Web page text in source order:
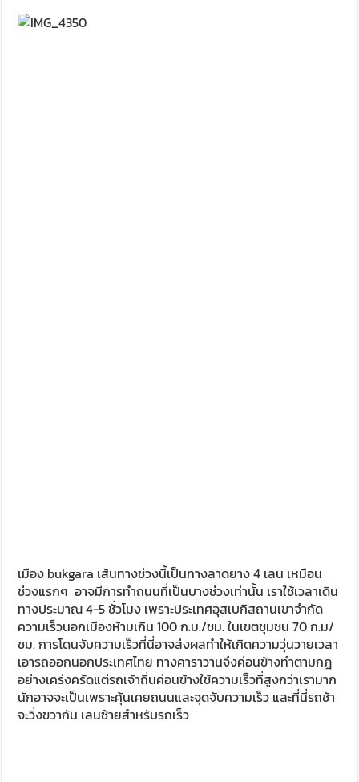
ขบวนคาราวานของเราค่อนข้างได้รับความสนใจจากคนที่นี่เป็น
อย่างมาก รถเจ้าถิ่น บางคันเปิดกระจกทักทาย บางก็โบกมือให้
และสำหรับบางคันก็พยายามถ่ายวีดีโอเราอย่างเอาเป็นเอาตาย
นั่นก็คืออีกมิตรภาพที่คุณจะได้จากการเดินทางรถยนต์และ
ประสบการณ์แสนวิเศษ ที่สำคัญคือรอยยิ้ม ที่แม้จะพูดสื่อสารกัน
ไม่ได้ แต่รอยยิ้มก็สามารถทำให้ผู้คนทั่วโลกเข้าใจในความหมาย
ของมัน เราเดินทางกันต่ออีก 300 กิโลเมตรมุ่งหน้าสู่เมือง
ชายแดน bukgara ในที่สุดก็มาถึงประตูเมืองเก่าของเมืองนี้ที่ยัง